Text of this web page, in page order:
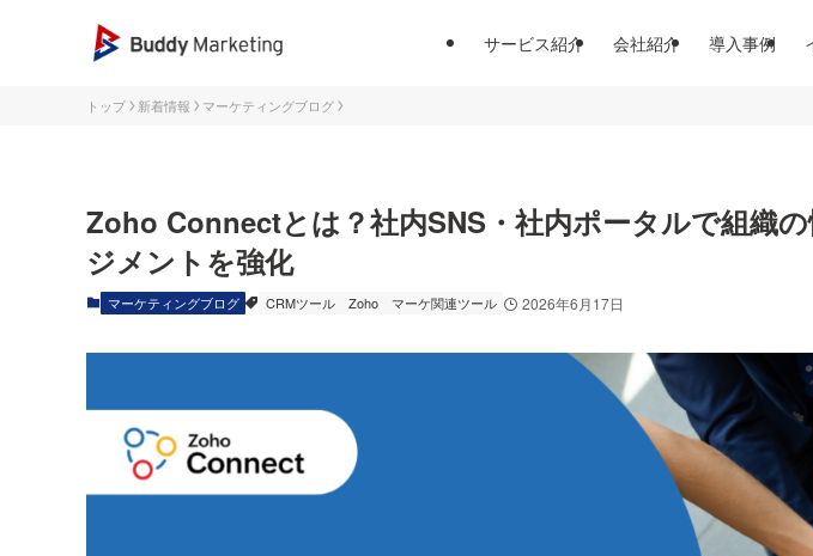
サービス紹介 会社紹介 導入事例
トップ 新着情報 マーケティングブログ
Zoho Connectとは？社内SNS・社内ポータルで組織
ジメントを強化
マーケティングブログ CRMツール Zoho マーケ関連ツール 2026年6月17日